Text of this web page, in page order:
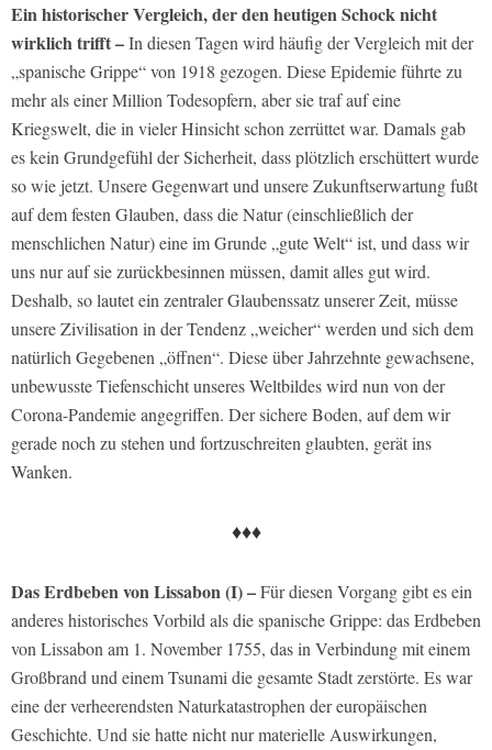
Ein historischer Vergleich, der den heutigen Schock nicht
wirklich trifft –In diesen Tagen wird häufig der Vergleich mit der
„spanische Grippe“ von 1918 gezogen. Diese Epidemie führte zu
mehr als einer Million Todesopfern, aber sie traf auf eine
Kriegswelt, die in vieler Hinsicht schon zerrüttet war. Damals gab
es kein Grundgefühl der Sicherheit, dass plötzlich erschüttert wurde
so wie jetzt. Unsere Gegenwart und unsere Zukunftserwartung fußt
auf dem festen Glauben, dass die Natur (einschließlich der
menschlichen Natur) eine im Grunde „gute Welt“ ist, und dass wir
uns nur auf sie zurückbesinnen müssen, damit alles gut wird.
Deshalb, so lautet ein zentraler Glaubenssatz unserer Zeit, müsse
unsere Zivilisation in der Tendenz „weicher“ werden und sich dem
natürlich Gegebenen „öffnen“. Diese über Jahrzehnte gewachsene,
unbewusste Tiefenschicht unseres Weltbildes wird nun von der
Corona-Pandemie angegriffen. Der sichere Boden, auf dem wir
gerade noch zu stehen und fortzuschreiten glaubten, gerät ins
Wanken.
♦♦♦
Das Erdbeben von Lissabon (I) –Für diesen Vorgang gibt es ein
anderes historisches Vorbild als die spanische Grippe: das Erdbeben
von Lissabon am 1. November 1755, das in Verbindung mit einem
Großbrand und einem Tsunami die gesamte Stadt zerstörte. Es war
eine der verheerendsten Naturkatastrophen der europäischen
Geschichte. Und sie hatte nicht nur materielle Auswirkungen,